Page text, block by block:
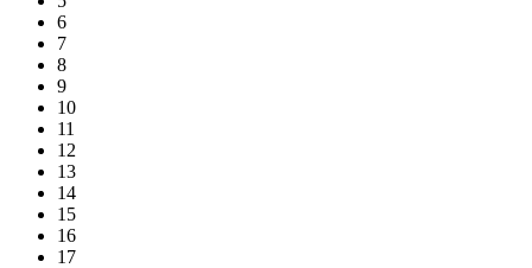
6
7
8
9
10
11
12
13
14
15
16
17